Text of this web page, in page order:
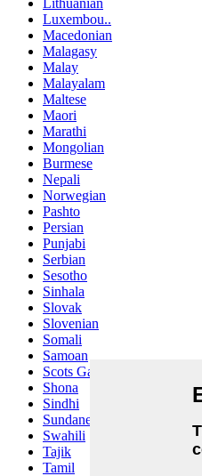
Luxembou..
Macedonian
Malagasy
Malay
Malayalam
Maltese
Maori
Marathi
Mongolian
Burmese
Nepali
Norwegian
Pashto
Persian
Punjabi
Serbian
Sesotho
Sinhala
Slovak
Slovenian
Somali
Samoan
Scots Gaelic
Shona
Sindhi
Sundanese
Swahili
Tajik
Tamil